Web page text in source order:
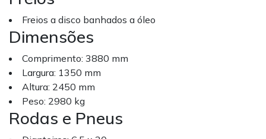
Freios a disco banhados a óleo
Dimensões
Comprimento: 3880 mm
Largura: 1350 mm
Altura: 2450 mm
Peso: 2980 kg
Rodas e Pneus